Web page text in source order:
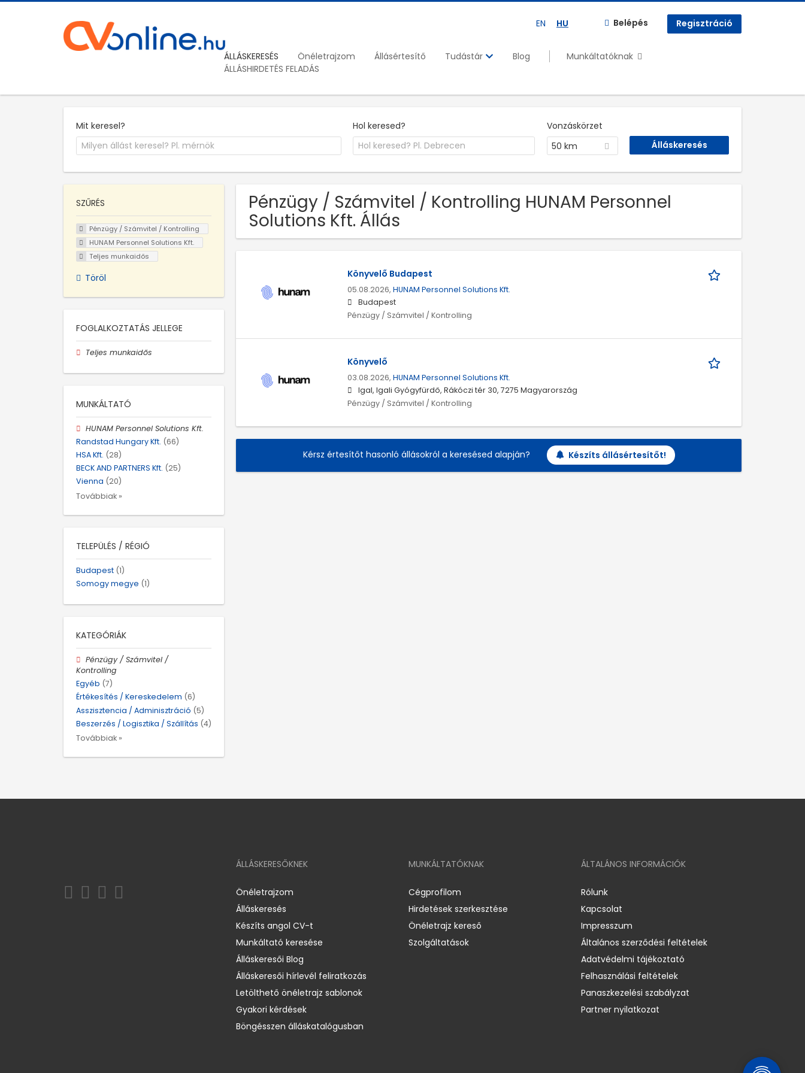
EN HU Belépés Regisztráció
ÁLLÁSKERESÉS Önéletrajzom Állásértesítő Tudástár Blog
Munkáltatóknak
ÁLLÁSHIRDETÉS FELADÁS
Mit keresel? Hol keresed?
Vonzáskörzet
50 km
Pénzügy / Számvitel / Kontrolling HUNAM Personnel
Solutions Kft. Állás
Könyvelő Budapest
05.08.2026, HUNAM Personnel Solutions Kft.
Budapest
Pénzügy / Számvitel / Kontrolling
Könyvelő
03.08.2026, HUNAM Personnel Solutions Kft.
Igal, Igali Gyógyfürdő, Rákóczi tér 30, 7275 Magyarország
Pénzügy / Számvitel / Kontrolling
Kérsz értesítőt hasonló állásokról a keresésed alapján? Készíts állásértesítőt!
SZŰRÉS
Pénzügy / Számvitel / Kontrolling
HUNAM Personnel Solutions Kft.
Teljes munkaidős
Töröl
FOGLALKOZTATÁS JELLEGE
Teljes munkaidős
MUNKÁLTATÓ
HUNAM Personnel Solutions Kft.
Randstad Hungary Kft. (66)
HSA Kft. (28)
BECK AND PARTNERS Kft. (25)
Vienna (20)
Továbbiak »
TELEPÜLÉS / RÉGIÓ
Budapest (1)
Somogy megye (1)
KATEGÓRIÁK
Pénzügy / Számvitel /
Kontrolling
Egyéb (7)
Értékesítés / Kereskedelem (6)
Asszisztencia / Adminisztráció (5)
Beszerzés / Logisztika / Szállítás (4)
Továbbiak »
ÁLLÁSKERESŐKNEK
Önéletrajzom
Álláskeresés
Készíts angol CV-t
Munkáltató keresése
Álláskeresői Blog
Álláskeresői hírlevél feliratkozás
Letölthető önéletrajz sablonok
Gyakori kérdések
Böngésszen álláskatalógusban
MUNKÁLTATÓKNAK
Cégprofilom
Hirdetések szerkesztése
Önéletrajz kereső
Szolgáltatások
ÁLTALÁNOS INFORMÁCIÓK
Rólunk
Kapcsolat
Impresszum
Általános szerződési feltételek
Adatvédelmi tájékoztató
Felhasználási feltételek
Panaszkezelési szabályzat
Partner nyilatkozat